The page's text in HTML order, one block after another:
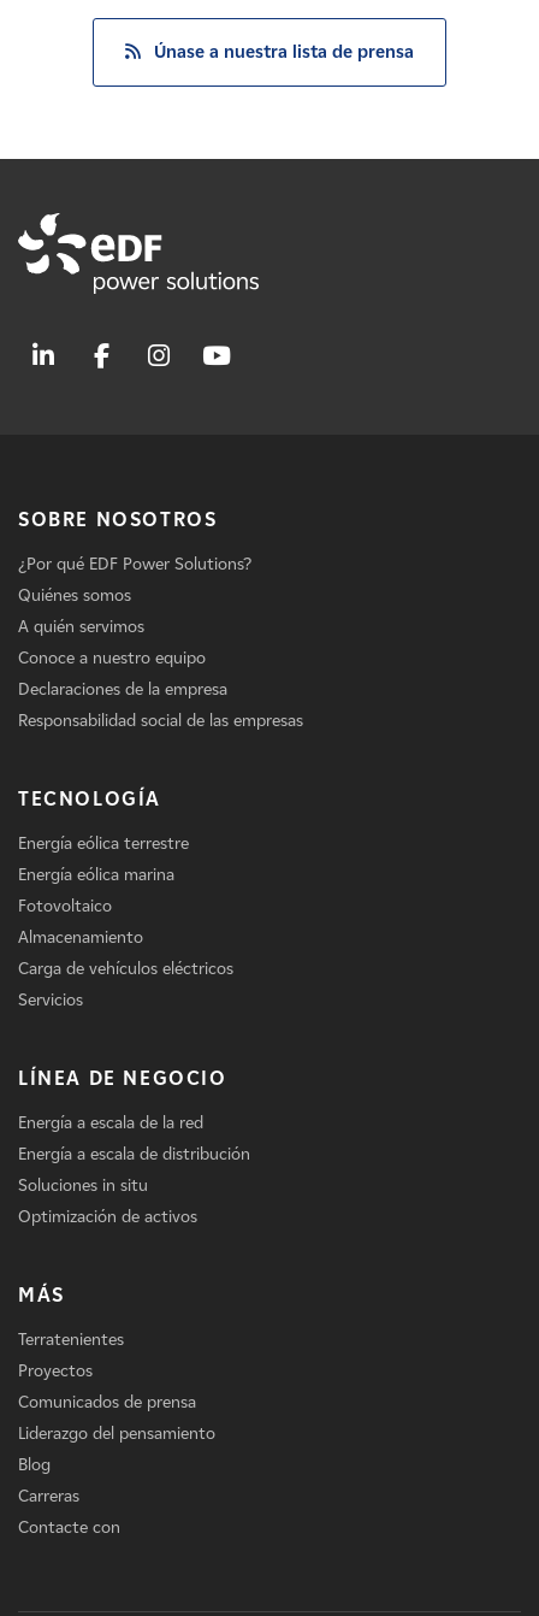
Únase a nuestra lista de prensa
SOBRE NOSOTROS
¿Por qué EDF Power Solutions?
Quiénes somos
A quién servimos
Conoce a nuestro equipo
Declaraciones de la empresa
Responsabilidad social de las empresas
TECNOLOGÍA
Energía eólica terrestre
Energía eólica marina
Fotovoltaico
Almacenamiento
Carga de vehículos eléctricos
Servicios
LÍNEA DE NEGOCIO
Energía a escala de la red
Energía a escala de distribución
Soluciones in situ
Optimización de activos
MÁS
Terratenientes
Proyectos
Comunicados de prensa
Liderazgo del pensamiento
Blog
Carreras
Contacte con